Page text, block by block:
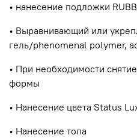
• нанесение подложки
• Выравнивающий или
гель/phenomenal polymer,
• При необходимости
формы
• Нанесение цвета Status
• Нанесение топа